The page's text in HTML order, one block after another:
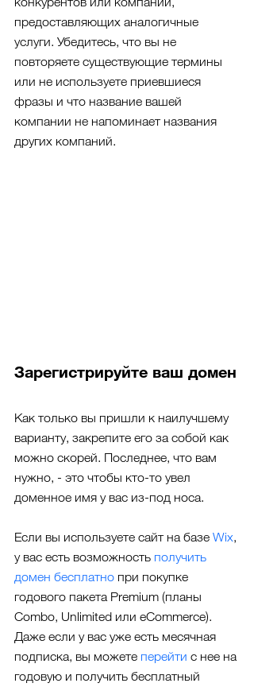
предоставляющих аналогичные
услуги. Убедитесь, что вы не
повторяете существующие термины
или не используете приевшиеся
фразы и что название вашей
компании не напоминает названия
других компаний.
Зарегистрируйте ваш домен
Как только вы пришли к наилучшему
варианту, закрепите его за собой как
можно скорей. Последнее, что вам
нужно, - это чтобы кто-то увел
доменное имя у вас из-под носа.
Если вы используете сайт на базе Wix,
у вас есть возможность получить
домен бесплатно при покупке
годового пакета Premium (планы
Combo, Unlimited или eCommerce).
Даже если у вас уже есть месячная
подписка, вы можете перейти с нее на
годовую и получить бесплатный